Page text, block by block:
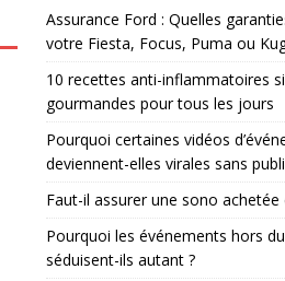
Assurance Ford : Quelles
votre Fiesta, Focus, Puma ou
10 recettes anti-inflammatoires
gourmandes pour tous les jours
Pourquoi certaines vidéos
deviennent-elles virales sans
Faut-il assurer une sono achetée
Pourquoi les événements hors
séduisent-ils autant ?